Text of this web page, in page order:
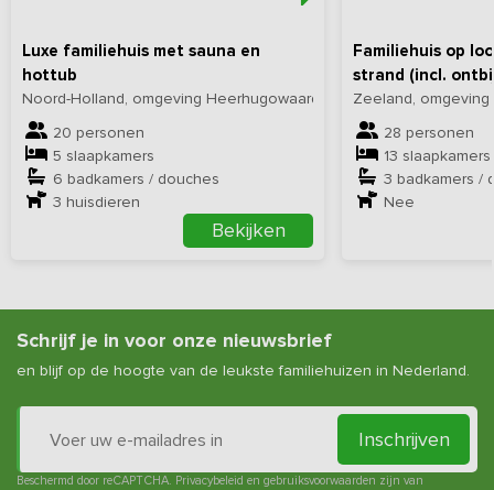
Luxe familiehuis met sauna en
hottub
Noord-Holland, omgeving Heerhugowaard
20 personen
5 slaapkamers
6 badkamers / douches
3 huisdieren
Bekijken
Familiehuis op
strand (incl.
Zeeland,
28 personen
13 slaapkamers
3 badkamers /
Nee
Schrijf je in voor onze nieuwsbrief
en blijf op de hoogte van de leukste familiehuizen in Nederland.
Inschrijven
Beschermd door reCAPTCHA. Privacybeleid en gebruiksvoorwaarden zijn van